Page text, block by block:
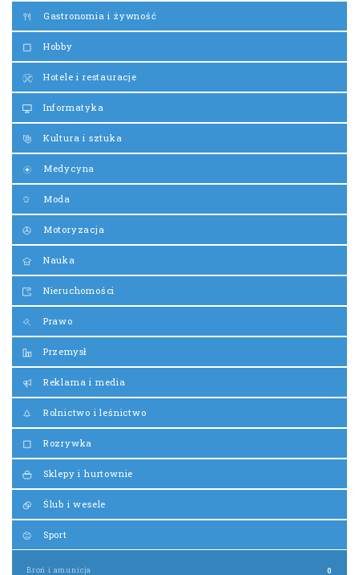
Gastronomia i żywność
Hobby
Hotele i restauracje
Informatyka
Kultura i sztuka
Medycyna
Moda
Motoryzacja
Nauka
Nieruchomości
Prawo
Przemysł
Reklama i media
Rolnictwo i leśnictwo
Rozrywka
Sklepy i hurtownie
Ślub i wesele
Sport
Broń i amunicja 0